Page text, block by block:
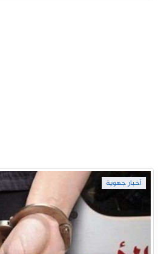
أخبار جهوية